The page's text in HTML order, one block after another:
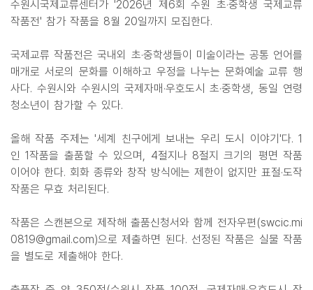
수원시국제교류센터가 '2026년 제6회 수원 초·중학생 국제교류
작품전' 참가 작품을 8월 20일까지 모집한다.
국제교류 작품전은 국내외 초·중학생들이 미술이라는 공통 언어를
매개로 서로의 문화를 이해하고 우정을 나누는 문화예술 교류 행
사다. 수원시와 수원시의 국제자매·우호도시 초·중학생, 동일 연령
청소년이 참가할 수 있다.
올해 작품 주제는 '세계 친구에게 보내는 우리 도시 이야기'다. 1
인 1작품을 출품할 수 있으며, 4절지나 8절지 크기의 평면 작품
이어야 한다. 회화 종류와 창작 방식에는 제한이 없지만 표절·도작
작품은 무효 처리된다.
작품은 스캔본으로 제작해 출품신청서와 함께 전자우편(swcic.mi
0819@gmail.com)으로 제출하면 된다. 선정된 작품은 실물 작품
을 별도로 제출해야 한다.